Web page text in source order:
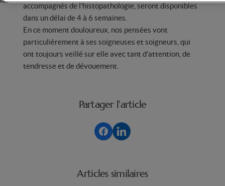
accompagnés de l’histopathologie, seront disponibles
dans un délai de 4 à 6 semaines.
Ence moment douloureux, nos pensées vont
particulièrement à ses soigneuses et soigneurs, qui
ont toujours veillé sur elle avec tant d’attention, de
tendresse et de dévouement.
Partager l'article
Articles similaires